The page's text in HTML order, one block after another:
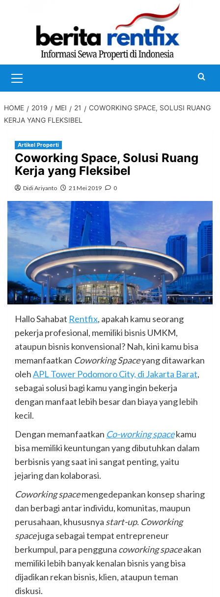
Menu
HOME 2019 MEI 21
COWORKING SPACE, SOLUSI RUANG
KERJA YANG FLEKSIBEL
Artikel Properti
Coworking Space, Solusi Ruang
Kerja yang Fleksibel
Didi Ariyanto 21 Mei 2019 0
Hallo Sahabat Rentfix, apakah kamu seorang
pekerja profesional, memiliki bisnis UMKM,
ataupun bisnis konvensional? Nah, kini kamu bisa
memanfaatkan Coworking Spaceyang ditawarkan
olehAPL Tower Podomoro City, di Jakarta Barat,
sebagai solusi bagi kamu yang ingin bekerja
dengan manfaat lebih besar dan biaya yang lebih
kecil.
Dengan memanfaatkan Co-working spacekamu
bisa memiliki keuntungan yang dibutuhkan dalam
berbisnis yang saat ini sangat penting, yaitu
jejaring dan kolaborasi.
Coworking spacemengedepankan konsep sharing
dan berbagi antar individu, komunitas, maupun
perusahaan, khususnya start-up. Coworking
spacejuga sebagai tempat entrepreneur
berkumpul, para pengguna coworking spaceakan
memiliki lebih banyak kenalan bisnis yang bisa
dijadikan rekan bisnis, klien, ataupun teman
diskusi.